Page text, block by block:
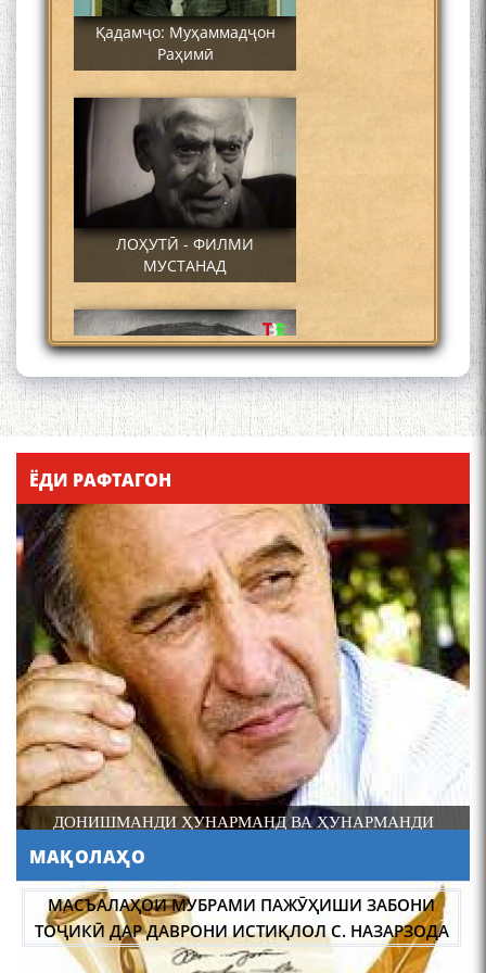
Қадамҷо: Муҳаммадҷон
Раҳимӣ
ЛОҲУТӢ - ФИЛМИ
МУСТАНАД
Қадамҷо - Лоҳутӣ
4-уми декабр- зодрӯзи
шоири абадзинда Абулқосим
Лоҳутӣ
АБУЛҚОСИМ ЛОҲУТӢ /
ABULQOSIM LOHUTY/
ЁДИ РАФТАГОН
ДОНИШМАНДИ ҲУНАРМАНД ВА ҲУНАРМАНДИ
МАҚОЛАҲО
МАСЪАЛАҲОИ МУБРАМИ ПАЖӮҲИШИ ЗАБОНИ
ТОҶИКӢ ДАР ДАВРОНИ ИСТИҚЛОЛ С. НАЗАРЗОДА